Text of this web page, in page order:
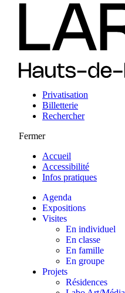
Privatisation
Billetterie
Rechercher
Fermer
Accueil
Accessibilité
Infos pratiques
Agenda
Expositions
Visites
En individuel
En classe
En famille
En groupe
Projets
Résidences